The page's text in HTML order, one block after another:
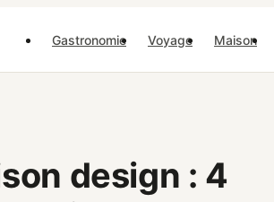
Gastronomie Voyage Maison
design : 4